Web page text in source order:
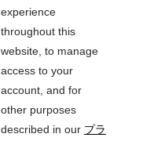
experience
throughout this
website, to manage
access to your
account, and for
other purposes
described in our プラ